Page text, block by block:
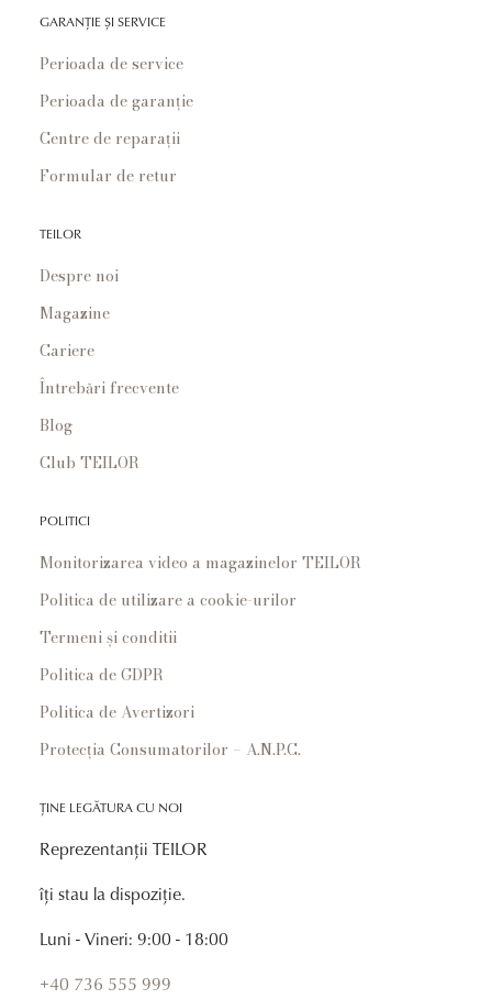
GARANȚIE ȘI SERVICE
Perioada de service
Perioada de garanție
Centre de reparații
Formular de retur
TEILOR
Despre noi
Magazine
Cariere
Întrebări frecvente
Blog
Club TEILOR
POLITICI
Monitorizarea video a magazinelor TEILOR
Politica de utilizare a cookie-urilor
Termeni și conditii
Politica de GDPR
Politica de Avertizori
Protecția Consumatorilor – A.N.P.C.
ȚINE LEGĂTURA CU NOI
Reprezentanții TEILOR
îți stau la dispoziție.
Luni - Vineri: 9:00 - 18:00
+40 736 555 999